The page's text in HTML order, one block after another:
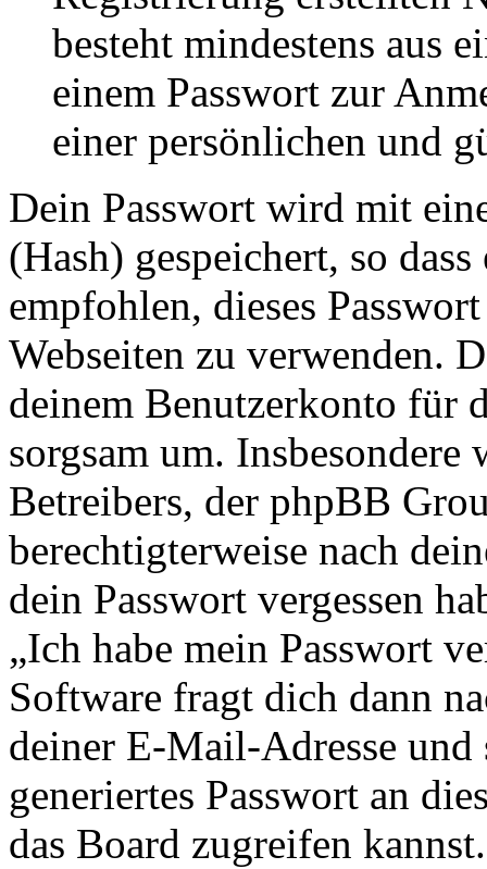
besteht mindestens aus
einem Passwort zur
einer persönlichen und
Dein Passwort wird mit
(Hash) gespeichert, so
empfohlen, dieses
Webseiten zu verwenden.
deinem Benutzerkonto für
sorgsam um.
Betreibers, der phpBB
berechtigterweise nach
dein Passwort vergessen
„Ich habe mein Passwort
Software fragt dich dann
deiner E-Mail-Adresse und
generiertes Passwort an
das Board zugreifen kannst.